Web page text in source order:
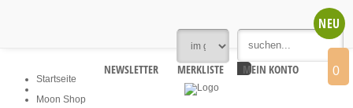
NEWSLETTER MERKLISTE MEIN KONTO 0
Startseite
Moon Shop
NEU